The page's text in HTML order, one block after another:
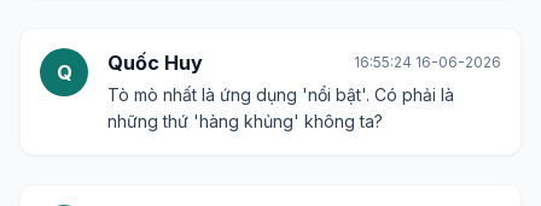
Q Quốc Huy 16:55:24 16-06-2026
Tò mò nhất là ứng dụng 'nổi bật'. Có phải là
những thứ 'hàng khủng' không ta?